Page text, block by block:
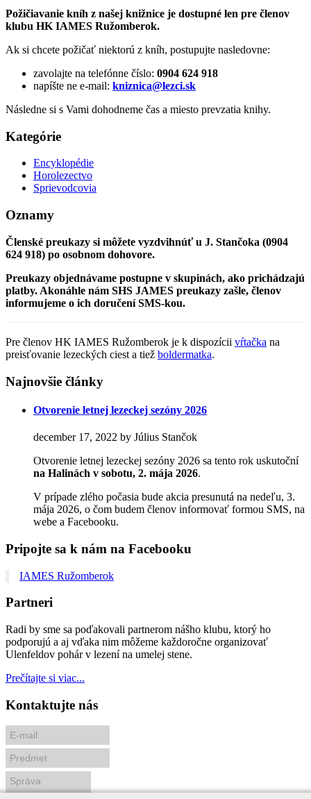
Požičiavanie kníh z našej knižnice je dostupné len pre členov
klubu HK IAMES Ružomberok.
Ak si chcete požičať niektorú z kníh, postupujte nasledovne:
zavolajte na telefónne číslo: 0904 624 918
napíšte ne e-mail: kniznica@lezci.sk
Následne si s Vami dohodneme čas a miesto prevzatia knihy.
Kategórie
Encyklopédie
Horolezectvo
Sprievodcovia
Oznamy
Členské preukazy si môžete vyzdvihnúť u J. Stančoka (0904
624 918) po osobnom dohovore.
Preukazy objednávame postupne v skupinách, ako prichádzajú
platby. Akonáhle nám SHS JAMES preukazy zašle, členov
informujeme o ich doručení SMS-kou.
Pre členov HK IAMES Ružomberok je k dispozícii vŕtačka na
preisťovanie lezeckých ciest a tiež boldermatka.
Najnovšie články
Otvorenie letnej lezeckej sezóny 2026
december 17, 2022 by Július Stančok
Otvorenie letnej lezeckej sezóny 2026 sa tento rok uskutoční
na Halinách v sobotu, 2. mája 2026.
V prípade zlého počasia bude akcia presunutá na nedeľu, 3.
mája 2026, o čom budem členov informovať formou SMS, na
webe a Facebooku.
Pripojte sa k nám na Facebooku
IAMES Ružomberok
Partneri
Radi by sme sa poďakovali partnerom nášho klubu, ktorý ho
podporujú a aj vďaka nim môžeme každoročne organizovať
Ulenfeldov pohár v lezení na umelej stene.
Prečítajte si viac...
Kontaktujte nás